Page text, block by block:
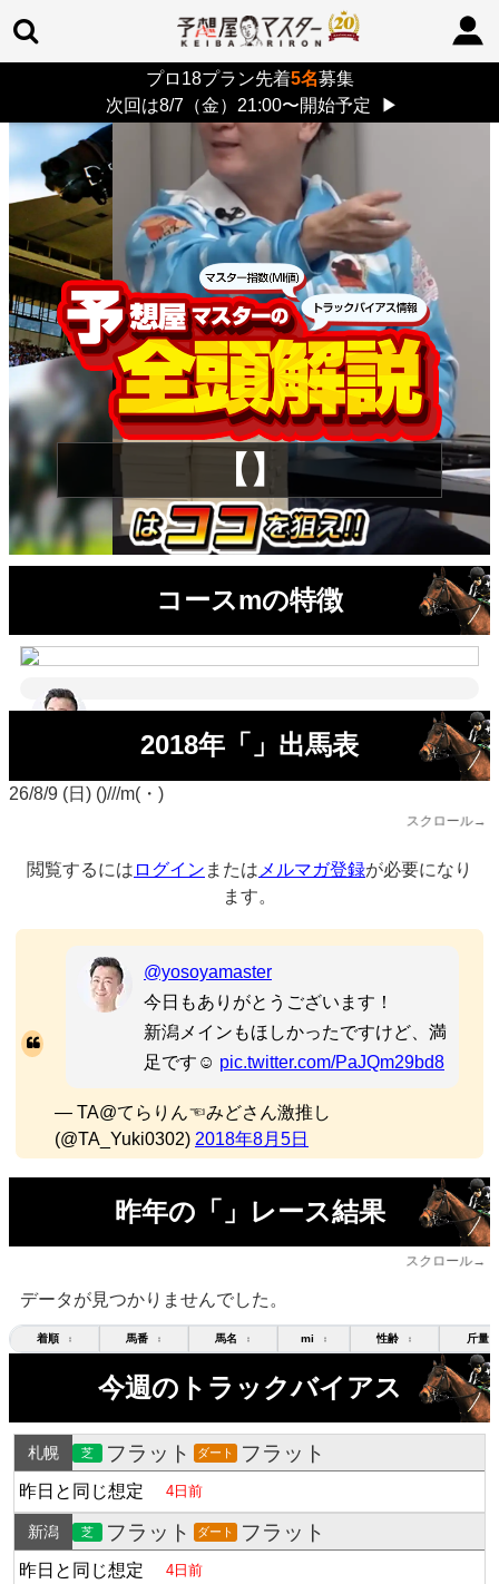
プロ18プラン先着5名募集
次回は8/7（金）21:00〜開始予定
▶
> 26/8/9 (日)
【】
コースmの特徴
2018年「」出馬表
26/8/9 (日) ()///m(・)
スクロール→
閲覧するには ログイン または メルマガ登録が必要になり
ます。
@yosoyamaster
今日もありがとうございます！
新潟メインもほしかったですけど、満
足です☺️ pic.twitter.com/PaJQm29bd8
— TA@てらりん☜みどさん激推し
(@TA_Yuki0302) 2018年8月5日
昨年の「」レース結果
スクロール→
データが見つかりませんでした。
着順 ↕ 馬番 ↕ 馬名 ↕ mi ↕ 性齢 ↕ 斤量
今週のトラックバイアス
札幌 芝 フラット ダート フラット
昨日と同じ想定 4日前
新潟 芝 フラット ダート フラット
昨日と同じ想定 4日前